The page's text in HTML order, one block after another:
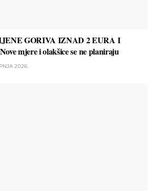
GORIVA IZNAD 2 EURA I
mjere i olakšice se ne planiraju
2026.